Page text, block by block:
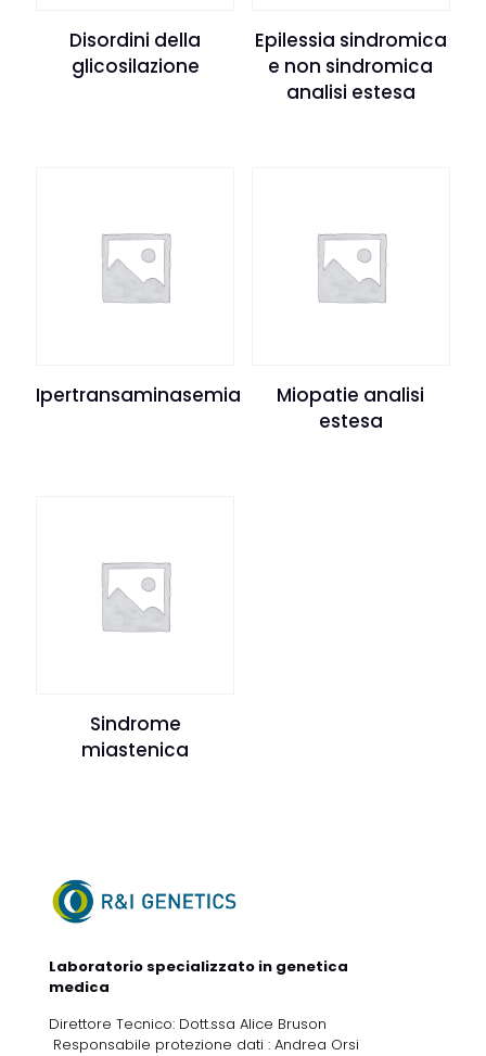
Disordini della
glicosilazione
Epilessia sindromica
e non sindromica
analisi estesa
Ipertransaminasemia
Miopatie analisi
estesa
Sindrome
miastenica
Laboratorio specializzato in genetica
medica
Direttore Tecnico: Dott.ssa Alice Bruson
Responsabile protezione dati : Andrea Orsi